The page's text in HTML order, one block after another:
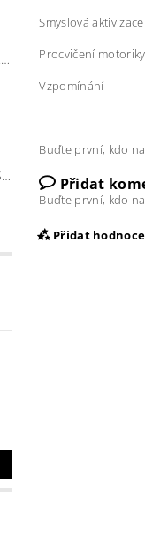
Iva Vopičková
Andrea Straková
Smyslová aktivizace
Procvičení
Vzpomínání
Buďte první, kdo
Přidat
Buďte první, kdo
Přidat